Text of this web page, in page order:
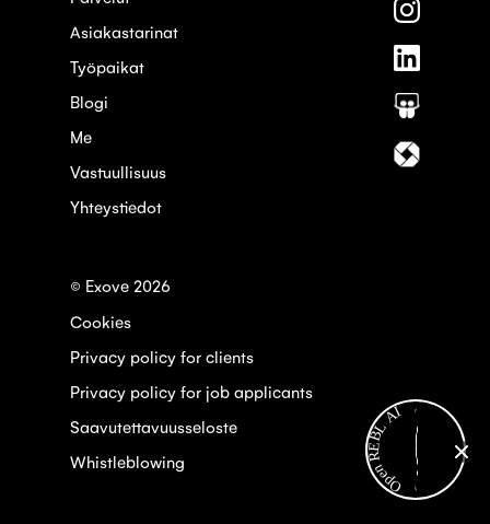
Asiakastarinat
Työpaikat
Blogi
Me
Vastuullisuus
Yhteystiedot
© Exove 2026
Cookies
Privacy policy for clients
Privacy policy for job applicants
Saavutettavuusseloste
Whistleblowing
Open REBL AI